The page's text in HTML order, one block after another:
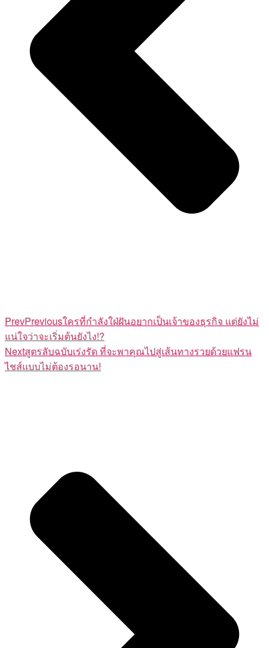
PrevPreviousใครที่กำลังใฝ่ฝันอยากเป็นเจ้าของธุรกิจ แต่ยังไม่
แน่ใจว่าจะเริ่มต้นยังไง!?
Nextสูตรลับฉบับเร่งรัด ที่จะพาคุณไปสู่เส้นทางรวยด้วยแฟรน
ไชส์แบบไม่ต้องรอนาน!